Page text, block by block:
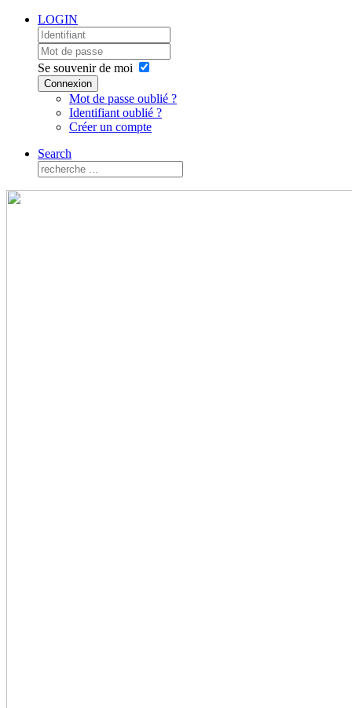
LOGIN
Se souvenir de moi
Connexion
Mot de passe oublié ?
Identifiant oublié ?
Créer un compte
Search